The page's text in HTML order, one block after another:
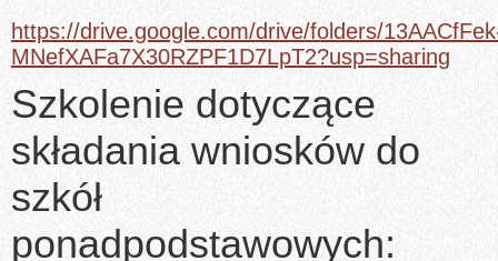
https://drive.google.com/drive/folders/
MNefXAFa7X30RZPF1D7LpT2?usp=sharing
Szkolenie dotyczące
składania wniosków do
szkół
ponadpodstawowych: